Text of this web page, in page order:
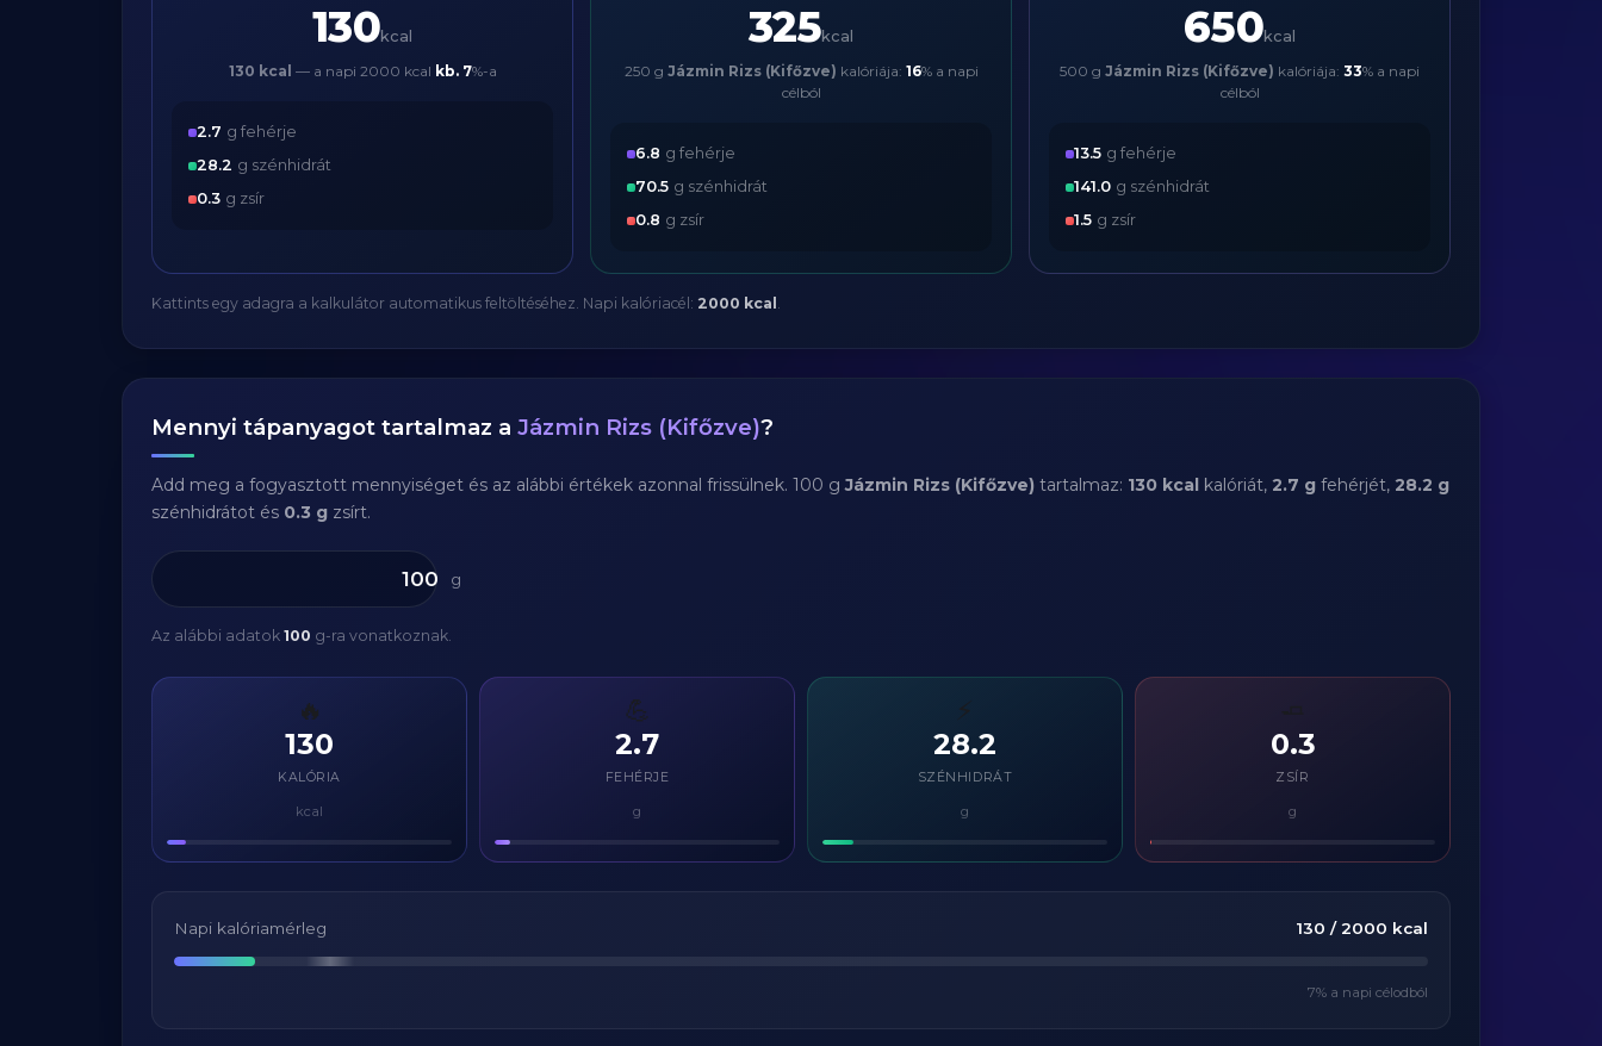
130kcal
130 kcal — a napi 2000 kcal kb. 7%-a
2.7 g fehérje
28.2 g szénhidrát
0.3 g zsír
325kcal
250 g Jázmin Rizs (Kifőzve) kalóriája: 16% a napi
célból
6.8 g fehérje
70.5 g szénhidrát
0.8 g zsír
650kcal
500 g Jázmin Rizs (Kifőzve) kalóriája: 33% a napi
célból
13.5 g fehérje
141.0 g szénhidrát
1.5 g zsír
Kattints egy adagra a kalkulátor automatikus feltöltéséhez. Napi kalóriacél: 2000 kcal .
Mennyi tápanyagot tartalmaz a Jázmin Rizs (Kifőzve)?
Add meg a fogyasztott mennyiséget és az alábbi értékek azonnal frissülnek. 100 gJázmin Rizs (Kifőzve) tartalmaz: 130 kcal kalóriát, 2.7 g fehérjét, 28.2 g
szénhidrátot és 0.3 g zsírt.
g
Az alábbi adatok 100 g-ra vonatkoznak.
🔥
130
KALÓRIA
kcal
💪
2.7
FEHÉRJE
g
⚡
28.2
SZÉNHIDRÁT
g
0.3
ZSÍR
g
Napi kalóriamérleg 130 / 2000 kcal
7% a napi célodból